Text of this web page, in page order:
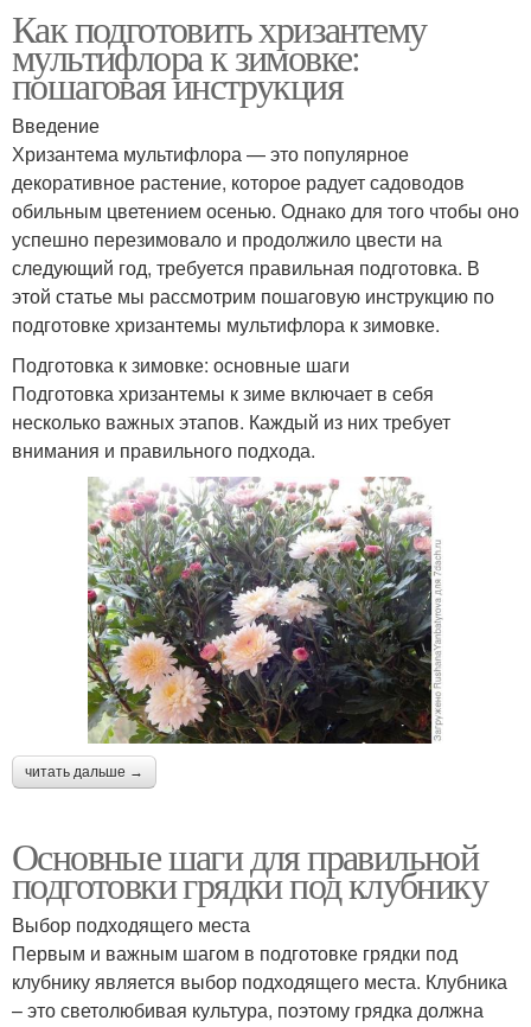
Как подготовить хризантему
мультифлора к зимовке:
пошаговая инструкция
Введение
Хризантема мультифлора — это популярное
декоративное растение, которое радует садоводов
обильным цветением осенью. Однако для того чтобы оно
успешно перезимовало и продолжило цвести на
следующий год, требуется правильная подготовка. В
этой статье мы рассмотрим пошаговую инструкцию по
подготовке хризантемы мультифлора к зимовке.
Подготовка к зимовке: основные шаги
Подготовка хризантемы к зиме включает в себя
несколько важных этапов. Каждый из них требует
внимания и правильного подхода.
читать дальше →
Основные шаги для правильной
подготовки грядки под клубнику
Выбор подходящего места
Первым и важным шагом в подготовке грядки под
клубнику является выбор подходящего места. Клубника
– это светолюбивая культура, поэтому грядка должна